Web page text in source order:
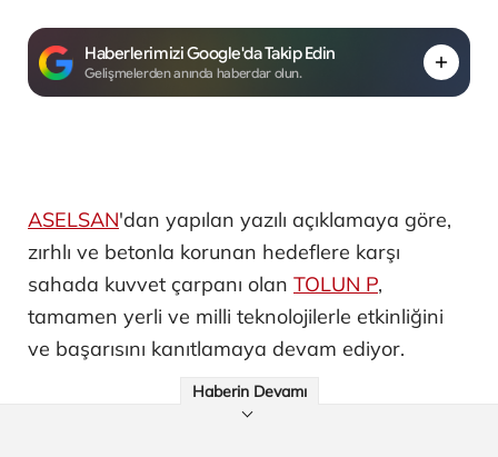
Haberlerimizi Google'da Takip Edin
Gelişmelerden anında haberdar olun.
ASELSAN'dan yapılan yazılı açıklamaya göre,
zırhlı ve betonla korunan hedeflere karşı
sahada kuvvet çarpanı olan TOLUN P,
tamamen yerli ve milli teknolojilerle etkinliğini
ve başarısını kanıtlamaya devam ediyor.
Haberin Devamı